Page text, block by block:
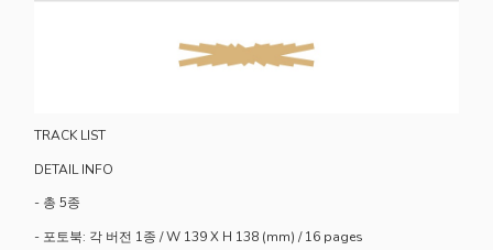
TRACK LIST
DETAIL INFO
- 총 5종
- 포토북: 각 버전 1종 / W 139 X H 138 (mm) / 16 pages